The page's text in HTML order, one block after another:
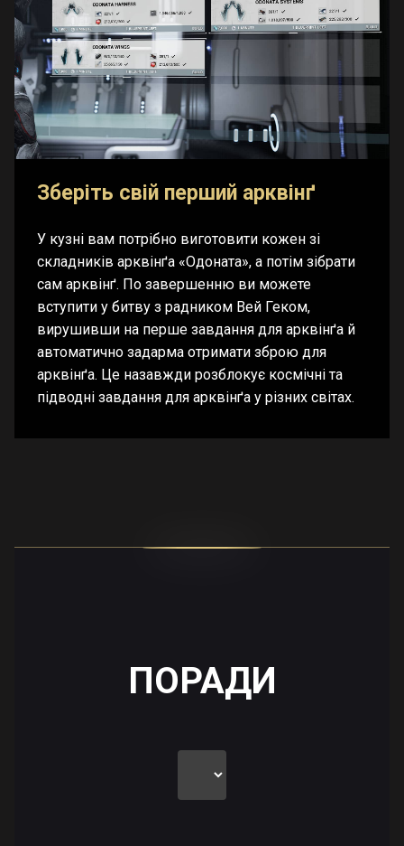
Зберіть свій перший арквінґ
У кузні вам потрібно виготовити кожен зі
складників арквінґа «Одоната», а потім зібрати
сам арквінґ. По завершенню ви можете
вступити у битву з радником Вей Геком,
вирушивши на перше завдання для арквінґа й
автоматично задарма отримати зброю для
арквінґа. Це назавжди розблокує космічні та
підводні завдання для арквінґа у різних світах.
ПОРАДИ